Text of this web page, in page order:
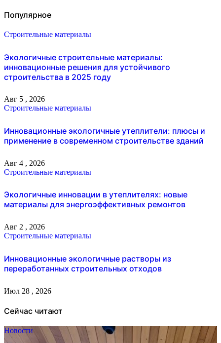
Популярное
Строительные материалы
Экологичные строительные материалы:
инновационные решения для устойчивого
строительства в 2025 году
Авг 5 , 2026
Строительные материалы
Инновационные экологичные утеплители: плюсы и
применение в современном строительстве зданий
Авг 4 , 2026
Строительные материалы
Экологичные инновации в утеплителях: новые
материалы для энергоэффективных ремонтов
Авг 2 , 2026
Строительные материалы
Инновационные экологичные растворы из
переработанных строительных отходов
Июл 28 , 2026
Сейчас читают
Новости